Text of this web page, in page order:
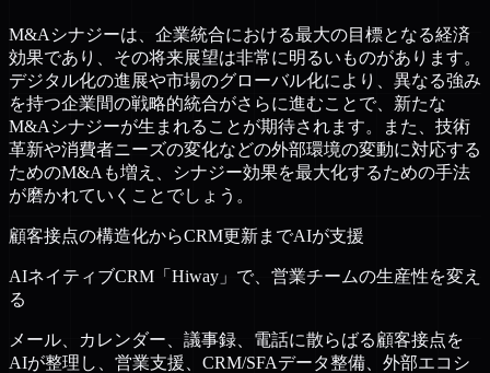
M&Aシナジーは、企業統合における最大の目標となる経済
効果であり、その将来展望は非常に明るいものがあります。
デジタル化の進展や市場のグローバル化により、異なる強み
を持つ企業間の戦略的統合がさらに進むことで、新たな
M&Aシナジーが生まれることが期待されます。また、技術
革新や消費者ニーズの変化などの外部環境の変動に対応する
ためのM&Aも増え、シナジー効果を最大化するための手法
が磨かれていくことでしょう。
顧客接点の構造化からCRM更新までAIが支援
AIネイティブCRM「Hiway」で、営業チームの生産性を変え
る
メール、カレンダー、議事録、電話に散らばる顧客接点を
AIが整理し、営業支援、CRM/SFAデータ整備、外部エコシ